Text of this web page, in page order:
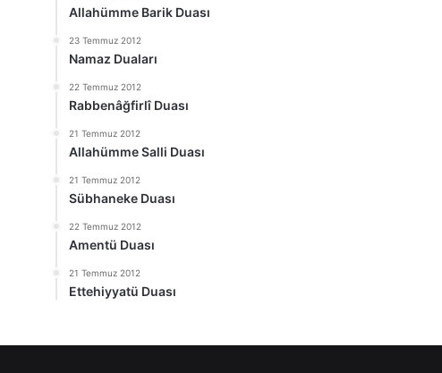
Allahümme Barik Duası
23 Temmuz 2012
Namaz Duaları
22 Temmuz 2012
Rabbenâğfirlî Duası
21 Temmuz 2012
Allahümme Salli Duası
21 Temmuz 2012
Sübhaneke Duası
22 Temmuz 2012
Amentü Duası
21 Temmuz 2012
Ettehiyyatü Duası